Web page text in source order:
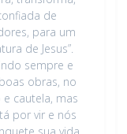
de
para um
de Jesus”.
sempre e
obras, no
cautela, mas
por vir e nós